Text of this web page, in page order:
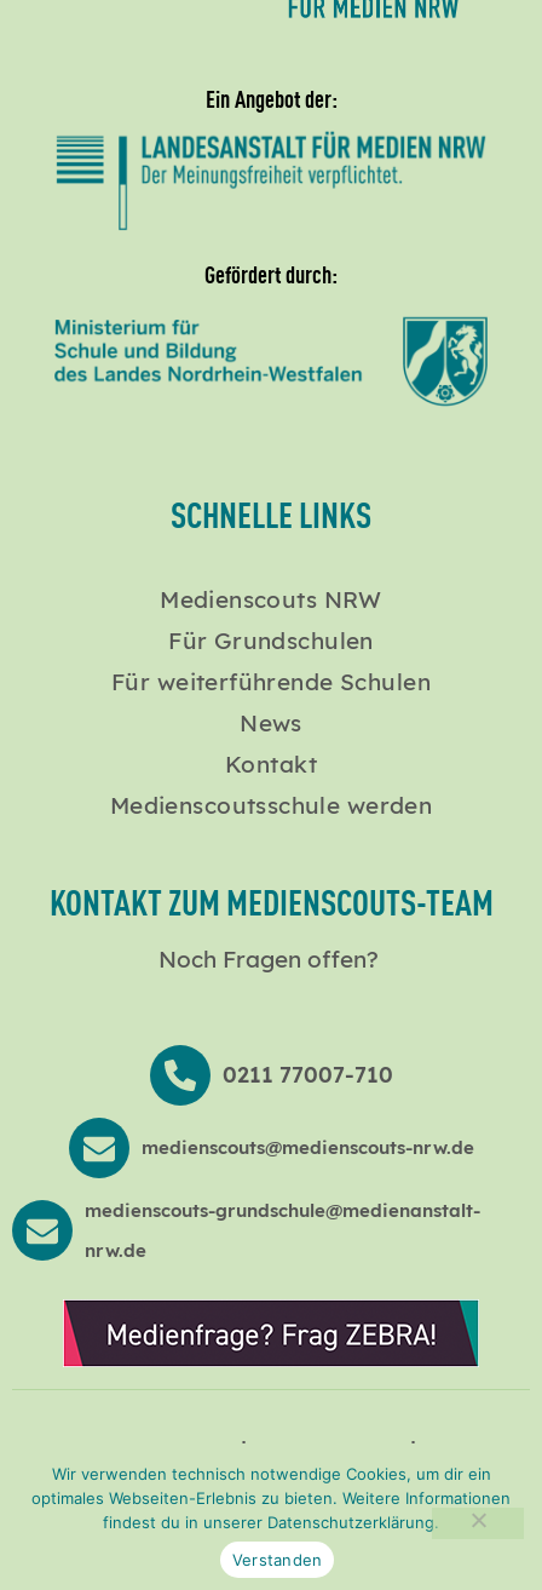
Ein Angebot der:
Gefördert durch:
SCHNELLE LINKS
Medienscouts NRW
Für Grundschulen
Für weiterführende Schulen
News
Kontakt
Medienscoutsschule werden
KONTAKT ZUM MEDIENSCOUTS-TEAM
Noch Fragen offen?
0211 77007-710
medienscouts@medienscouts-nrw.de
medienscouts-grundschule@medienanstalt-
nrw.de
Datenschutzerklärung
Barrierefreiheit
© Medienscouts NRW
Wir verwenden technisch notwendige Cookies, um dir ein
optimales Webseiten-Erlebnis zu bieten. Weitere Informationen
findest du in unserer Datenschutzerklärung.
Verstanden